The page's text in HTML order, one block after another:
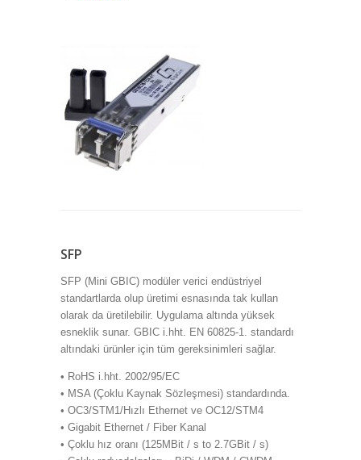
SFP
SFP (Mini GBIC) modüler verici endüstriyel
standartlarda olup üretimi esnasında tak kullan
olarak da üretilebilir. Uygulama altında yüksek
esneklik sunar. GBIC i.hht. EN 60825-1. standardı
altındaki ürünler için tüm gereksinimleri sağlar.
• RoHS i.hht. 2002/95/EC
• MSA (Çoklu Kaynak Sözleşmesi) standardında.
• OC3/STM1/Hızlı Ethernet ve OC12/STM4
• Gigabit Ethernet / Fiber Kanal
• Çoklu hız oranı (125MBit / s to 2.7GBit / s)